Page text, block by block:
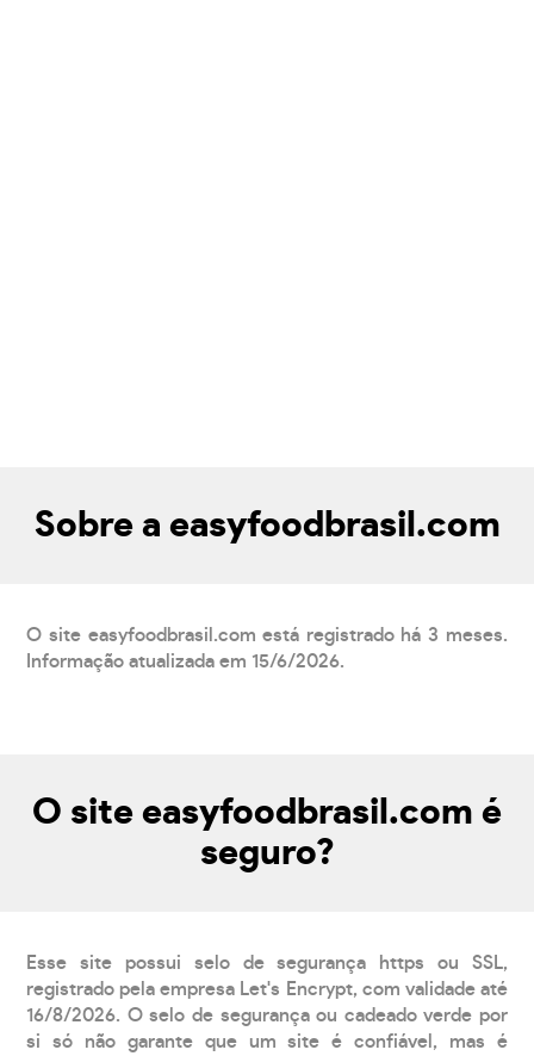
Sobre a easyfoodbrasil.com
O site easyfoodbrasil.com está registrado há 3 meses.
Informação atualizada em 15/6/2026.
O site easyfoodbrasil.com é
seguro?
Esse site possui selo de segurança https ou SSL,
registrado pela empresa Let's Encrypt, com validade até
16/8/2026. O selo de segurança ou cadeado verde por
si só não garante que um site é confiável, mas é